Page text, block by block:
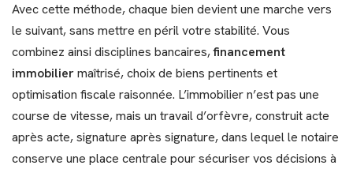
Avec cette méthode, chaque bien devient une marche vers
le suivant, sans mettre en péril votre stabilité. Vous
combinez ainsi disciplines bancaires,financement
immobiliermaîtrisé, choix de biens pertinents et
optimisation fiscale raisonnée. L’immobilier n’est pas une
course de vitesse, mais un travail d’orfèvre, construit acte
après acte, signature après signature, dans lequel le notaire
conserve une place centrale pour sécuriser vos décisions à